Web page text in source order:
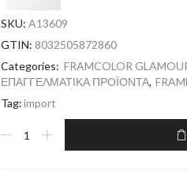
SKU: A13609
GTIN: 8032505872860
Categories: FRAMCOLOR
ΕΠΑΓΓΕΛΜΑΤΙΚΑ ΠΡΟΪΟΝΤΑ,
Tag:import